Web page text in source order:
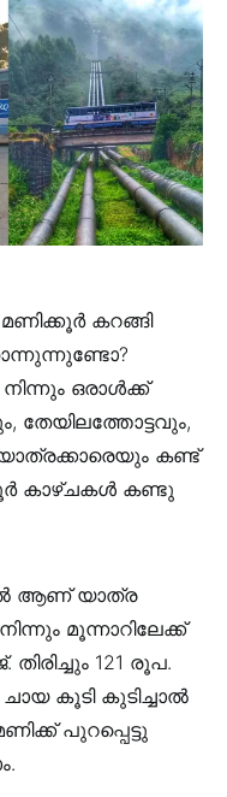
കറങ്ങി
ഒരാൾക്ക്
തേയിലത്തോട്ടവും,
കണ്ട്
കാഴ്ചകൾ കണ്ടു
ആണ് യാത്ര
മൂന്നാറിലേക്ക്
തിരിച്ചും 121 രൂപ.
കൂടി കുടിച്ചാൽ
പുറപ്പെട്ടു